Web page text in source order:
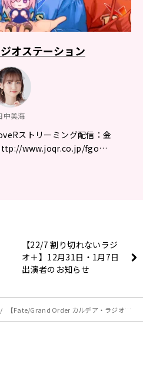
オステーション
中美海
ストリーミング配信：金
www.joqr.co.jp/fgo…
【22/7 割り切れないラジ
オ＋】12月31日・1月7日
出演者のお知らせ
【Fate/Grand Order カルデア・ラジオ局 Plus】超!A&G+版 第195回 放送レポート